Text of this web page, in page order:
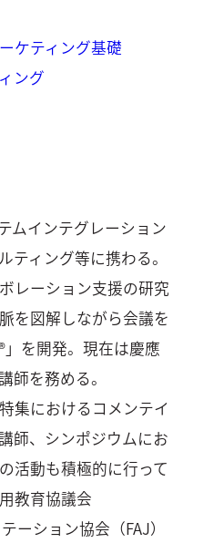
ケティング基礎
ング
ムインテグレーション
ティング等に携わる。
レーション支援の研究
を図解しながら会議を
を開発。現在は慶應
師を務める。
集におけるコメンテイ
師、シンポジウムにお
活動も積極的に行って
教育協議会
ーション協会（FAJ）